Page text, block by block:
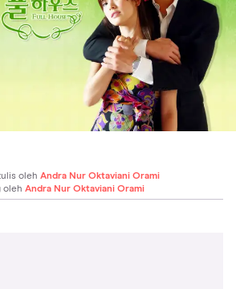
oleh Andra Nur Oktaviani Orami
oleh Andra Nur Oktaviani Orami